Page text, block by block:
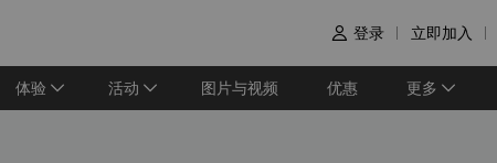
 登录 立即加入
体验 活动 图片与视频 优惠 更多